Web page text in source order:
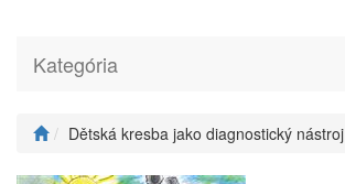
Kategória
Dětská kresba jako diagnostický nástroj